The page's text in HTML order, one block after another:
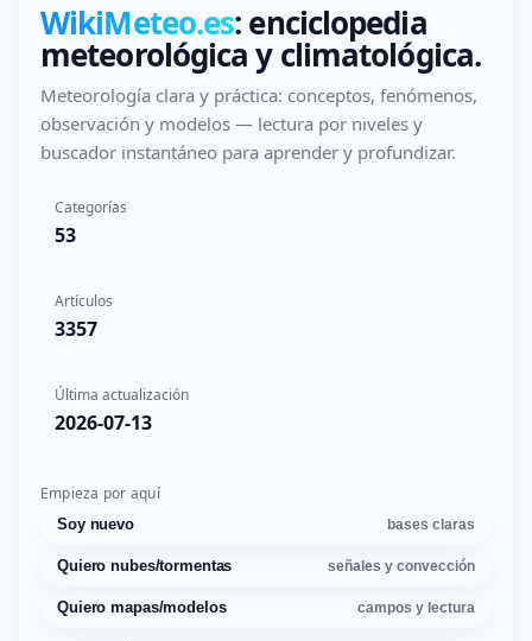
WikiMeteo.es: enciclopedia
meteorológica y climatológica.
Meteorología clara y práctica: conceptos, fenómenos,
observación y modelos — lectura por niveles y
buscador instantáneo para aprender y profundizar.
Categorías
53
Artículos
3357
Última actualización
2026-07-13
Empieza por aquí
Soy nuevo bases claras
Quiero nubes/tormentas señales y convección
Quiero mapas/modelos campos y lectura